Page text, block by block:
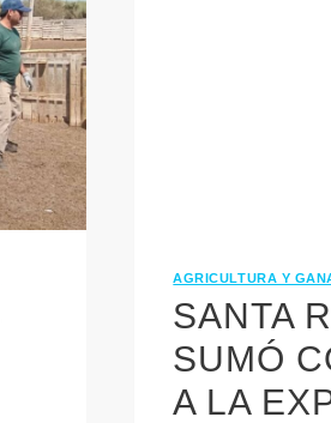
AGRICULTURA Y
SANTA
SUMÓ
A LA